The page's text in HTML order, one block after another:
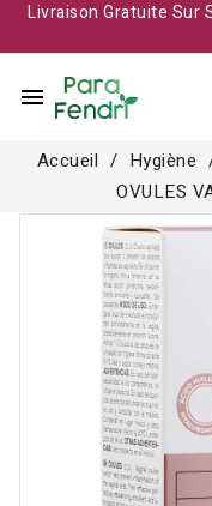
Livraison Gratuite Sur
menu
Accueil Hygiène
OVULES